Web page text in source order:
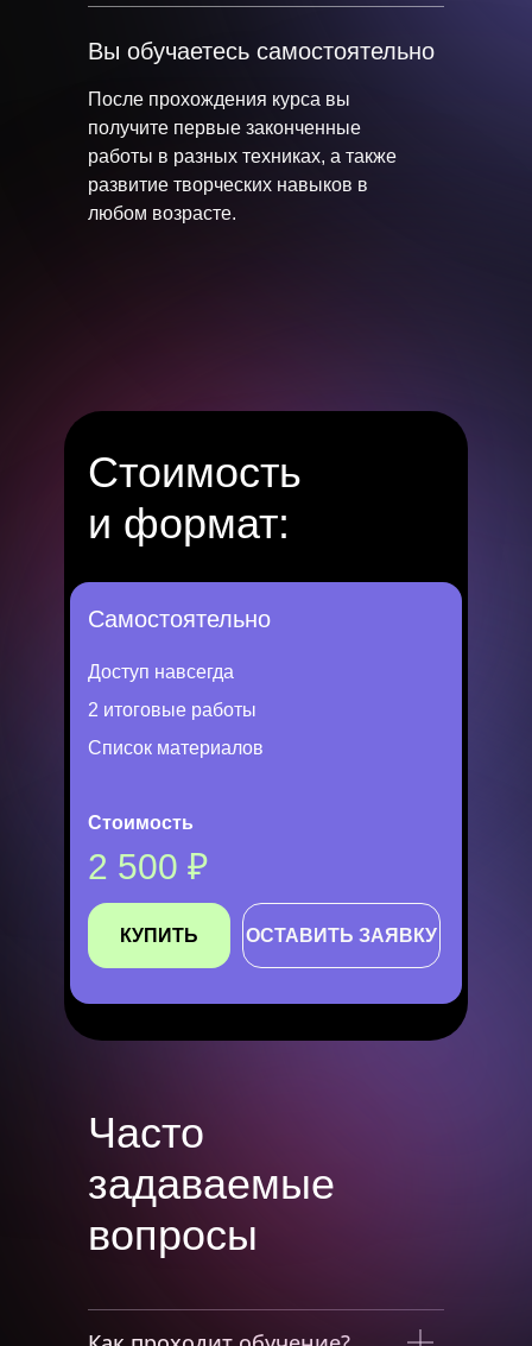
Вы обучаетесь самостоятельно
После прохождения курса вы
получите первые законченные
работы в разных техниках, а также
развитие творческих навыков в
любом возрасте.
Самостоятельно
Доступ навсегда
2 итоговые работы
Список материалов
2 500 ₽
Стоимость
КУПИТЬ ОСТАВИТЬ ЗАЯВКУ
Стоимость
и формат:
Часто
задаваемые
вопросы